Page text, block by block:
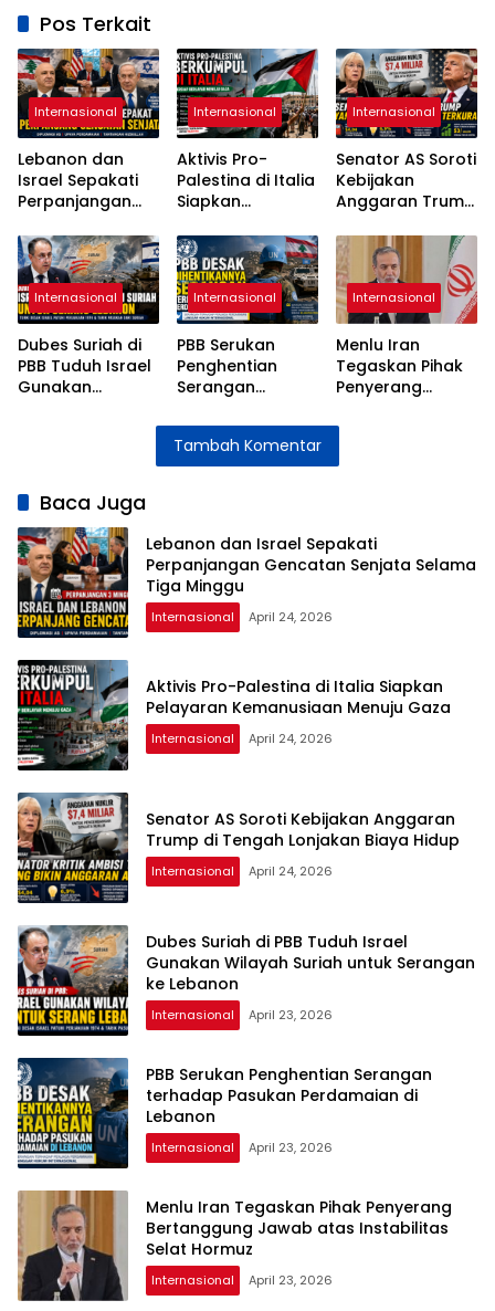
Pos Terkait
Internasional
Lebanon dan
Israel Sepakati
Perpanjangan
Senjata Selama
Tiga Minggu
Internasional
Aktivis Pro-
Palestina di Italia
Siapkan
Kemanusiaan
Menuju Gaza
Internasional
Senator AS Soroti
Kebijakan
Anggaran Trump
Lonjakan Biaya
Hidup
Internasional
Dubes Suriah di
PBB Tuduh Israel
Gunakan
Internasional
PBB Serukan
Penghentian
Serangan
Pasukan
Perdamaian di
Lebanon
Internasional
Menlu Iran
Tegaskan Pihak
Penyerang
Jawab atas
Hormuz
Tambah Komentar
Baca Juga
Lebanon dan Israel Sepakati
Perpanjangan Gencatan Senjata Selama
Tiga Minggu
Internasional April 24, 2026
Aktivis Pro-Palestina di Italia Siapkan
Pelayaran Kemanusiaan Menuju Gaza
Internasional April 24, 2026
Senator AS Soroti Kebijakan Anggaran
Trump di Tengah Lonjakan Biaya Hidup
Internasional April 24, 2026
Dubes Suriah di PBB Tuduh Israel
Gunakan Wilayah Suriah untuk Serangan
ke Lebanon
Internasional April 23, 2026
PBB Serukan Penghentian Serangan
terhadap Pasukan Perdamaian di
Lebanon
Internasional April 23, 2026
Menlu Iran Tegaskan Pihak Penyerang
Bertanggung Jawab atas Instabilitas
Selat Hormuz
Internasional April 23, 2026